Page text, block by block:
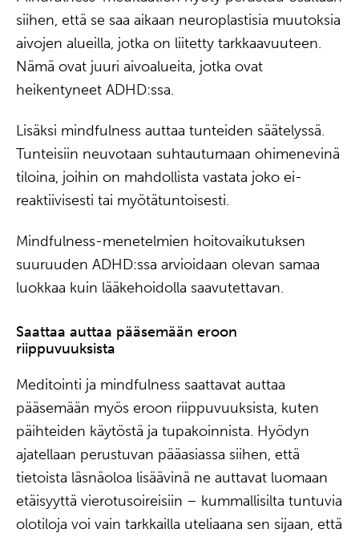
siihen, että se saa aikaan neuroplastisia muutoksia
aivojen alueilla, jotka on liitetty tarkkaavuuteen.
Nämä ovat juuri aivoalueita, jotka ovat
heikentyneet ADHD:ssa.
Lisäksi mindfulness auttaa tunteiden säätelyssä.
Tunteisiin neuvotaan suhtautumaan ohimenevinä
tiloina, joihin on mahdollista vastata joko ei-
reaktiivisesti tai myötätuntoisesti.
Mindfulness-menetelmien hoitovaikutuksen
suuruuden ADHD:ssa arvioidaan olevan samaa
luokkaa kuin lääkehoidolla saavutettavan.
Saattaa auttaa pääsemään eroon
riippuvuuksista
Meditointi ja mindfulness saattavat auttaa
pääsemään myös eroon riippuvuuksista, kuten
päihteiden käytöstä ja tupakoinnista. Hyödyn
ajatellaan perustuvan pääasiassa siihen, että
tietoista läsnäoloa lisäävinä ne auttavat luomaan
etäisyyttä vierotusoireisiin – kummallisilta tuntuvia
olotiloja voi vain tarkkailla uteliaana sen sijaan, että